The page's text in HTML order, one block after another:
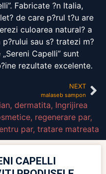
Fabricate ?n Italia,
de care p?rul t?u are
culoarea natural? a
sau s? tratezi m?
Capelli” sunt
rezultate excelente.
NEXT
malaseb sampon
, dermatita, Ingrijirea
, regenerare par,
par, tratare matreata
CAPELLI